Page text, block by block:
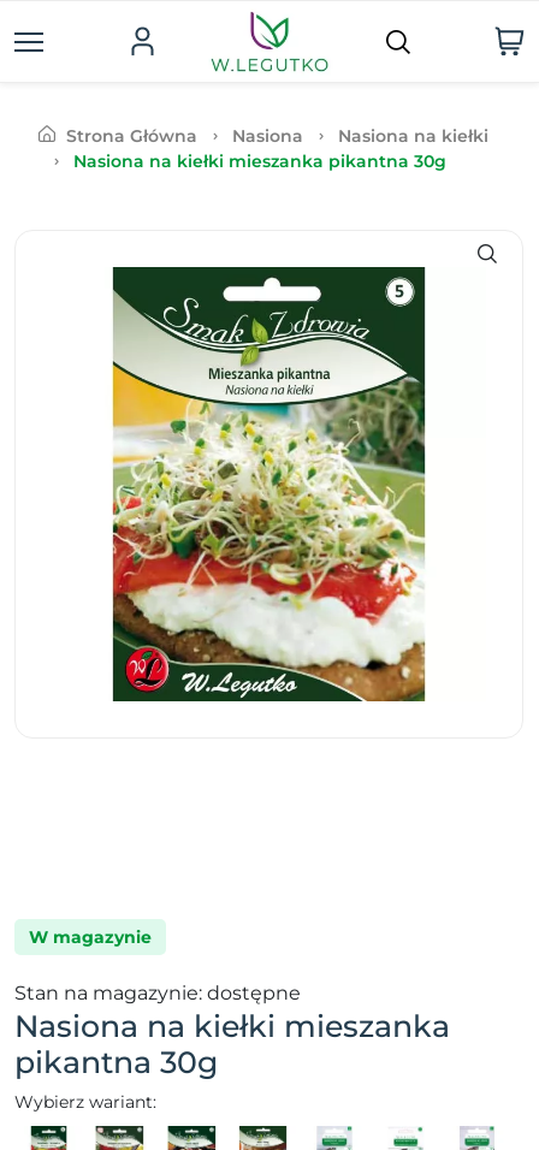
Strona Główna Nasiona
Nasiona na kiełki
Nasiona na kiełki mieszanka pikantna 30g
W magazynie
Stan na magazynie: dostępne
Nasiona na kiełki mieszanka
pikantna 30g
Wybierz wariant: